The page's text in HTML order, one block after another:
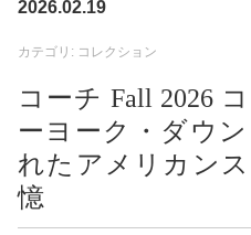
2026.02.19
カテゴリ: コレクション
コーチ Fall 2026
ーヨーク・ダウ
れたアメリカン
憶